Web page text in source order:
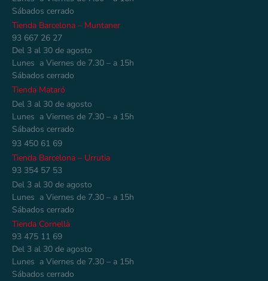
Sábados cerrado
Tienda Barcelona – Muntaner
93 667 26 27
Del 3 al 30 de agosto
Lunes a Viernes de 7.30 – a 15h
Sábados cerrado
Tienda Mataró
Del 3 al 30 de agosto
Lunes a Viernes de 7.30 – a 15h
Sábados cerrado
93 450 61 69
Tienda Barcelona – Urrutia
93 354 57 53
Del 3 al 30 de agosto
Lunes a Viernes de 7.30 – a 15h
Sábados cerrado
Tienda Cornellà
93 475 11 69
Del 3 al 30 de agosto
Lunes a Viernes de 7.30 – a 15h
Sábados cerrado